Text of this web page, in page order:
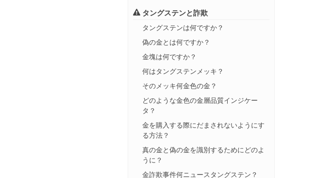
タングステンと詐欺
タングステンは何ですか？
偽の金とは何ですか？
金塊は何ですか？
何はタングステンメッキ？
そのメッキ何金色の金？
どのような金色の金層品質インジケー
タ？
金を購入する際にだまされないようにす
る方法？
真の金と偽の金を識別するためにどのよ
うに？
金詐欺事件何ニュースタングステン？